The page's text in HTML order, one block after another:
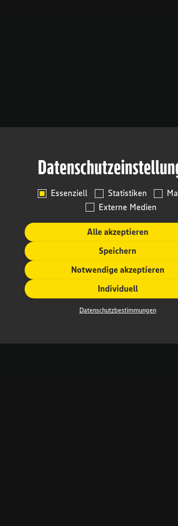
Essenziell Statistiken
Externe Medien
Alle akzeptieren
Speichern
Notwendige akzeptieren
Individuell
Datenschutzbestimmungen